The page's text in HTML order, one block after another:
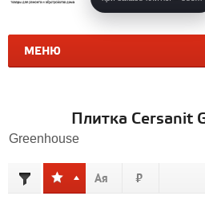
МЕНЮ
КЕРАМИЧЕСКАЯ ПЛИТКА
Плитка Cersanit
Greenhouse